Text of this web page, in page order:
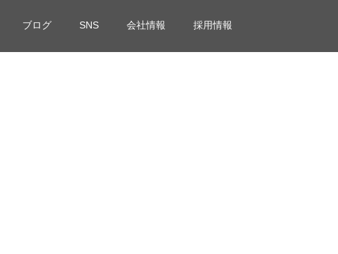
ブログ SNS 会社情報 採用情報